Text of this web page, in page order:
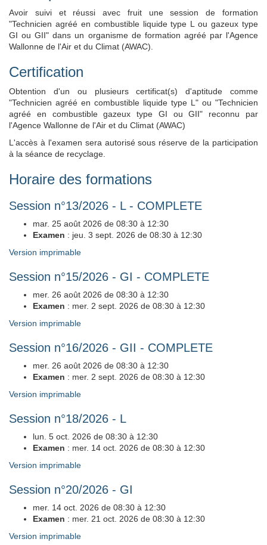
Avoir suivi et réussi avec fruit une session de formation
"Technicien agréé en combustible liquide type L ou gazeux type
GI ou GII" dans un organisme de formation agréé par l'Agence
Wallonne de l'Air et du Climat (AWAC).
Certification
Obtention d'un ou plusieurs certificat(s) d'aptitude comme
"Technicien agréé en combustible liquide type L" ou "Technicien
agréé en combustible gazeux type GI ou GII" reconnu par
l'Agence Wallonne de l'Air et du Climat (AWAC)
L'accès à l'examen sera autorisé sous réserve de la participation
à la séance de recyclage.
Horaire des formations
Session n°13/2026 - L - COMPLETE
mar. 25 août 2026 de 08:30 à 12:30
Examen : jeu. 3 sept. 2026 de 08:30 à 12:30
Version imprimable
Session n°15/2026 - GI - COMPLETE
mer. 26 août 2026 de 08:30 à 12:30
Examen : mer. 2 sept. 2026 de 08:30 à 12:30
Version imprimable
Session n°16/2026 - GII - COMPLETE
mer. 26 août 2026 de 08:30 à 12:30
Examen : mer. 2 sept. 2026 de 08:30 à 12:30
Version imprimable
Session n°18/2026 - L
lun. 5 oct. 2026 de 08:30 à 12:30
Examen : mer. 14 oct. 2026 de 08:30 à 12:30
Version imprimable
Session n°20/2026 - GI
mer. 14 oct. 2026 de 08:30 à 12:30
Examen : mer. 21 oct. 2026 de 08:30 à 12:30
Version imprimable